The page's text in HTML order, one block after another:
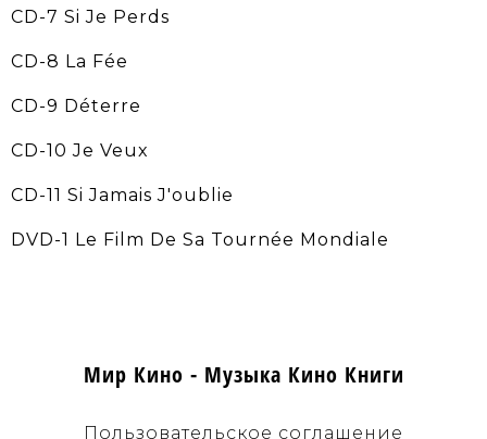
CD-7 Si Je Perds
CD-8 La Fée
CD-9 Déterre
CD-10 Je Veux
CD-11 Si Jamais J'oublie
DVD-1 Le Film De Sa Tournée Mondiale
Мир Кино - Музыка Кино Книги
Пользовательское соглашение